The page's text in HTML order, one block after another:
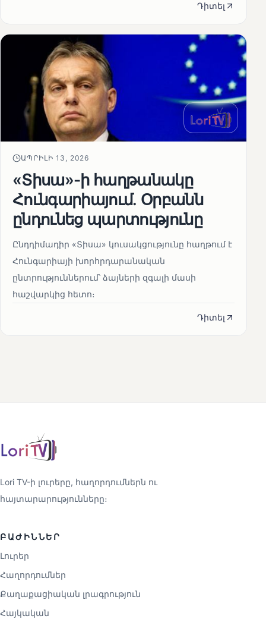
Դիտել
ԱՊՐԻԼԻ 13, 2026
«Տիսա»-ի հաղթանակը
Հունգարիայում․ Օրբանն
ընդունեց պարտությունը
Ընդդիմադիր «Տիսա» կուսակցությունը հաղթում է
Հունգարիայի խորհրդարանական
ընտրություններում՝ ձայների զգալի մասի
հաշվարկից հետո։
Դիտել
Lori TV-ի լուրերը, հաղորդումներն ու
հայտարարությունները։
ԲԱԺԻՆՆԵՐ
Լուրեր
Հաղորդումներ
Քաղաքացիական լրագրություն
Հայկական